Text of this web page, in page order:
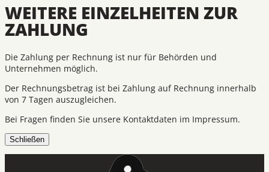
WEITERE EINZELHEITEN ZUR
ZAHLUNG
Die Zahlung per Rechnung ist nur für Behörden und
Unternehmen möglich.
Der Rechnungsbetrag ist bei Zahlung auf Rechnung innerhalb
von 7 Tagen auszugleichen.
Bei Fragen finden Sie unsere Kontaktdaten im Impressum.
Schließen